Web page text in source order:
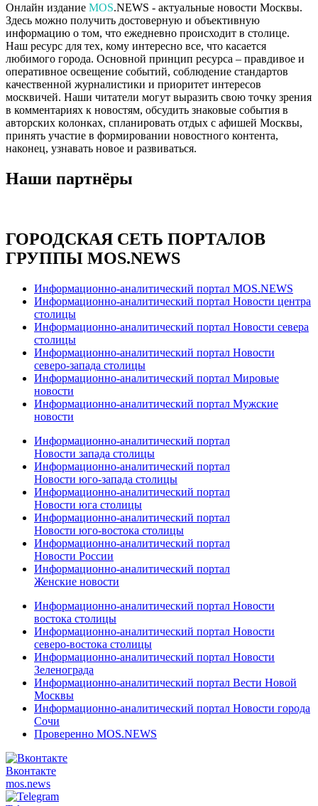
Онлайн издание MOS.NEWS - актуальные новости Москвы.
Здесь можно получить достоверную и объективную
информацию о том, что ежедневно происходит в столице.
Наш ресурс для тех, кому интересно все, что касается
любимого города. Основной принцип ресурса – правдивое и
оперативное освещение событий, соблюдение стандартов
качественной журналистики и приоритет интересов
москвичей. Наши читатели могут выразить свою точку зрения
в комментариях к новостям, обсудить знаковые события в
авторских колонках, спланировать отдых с афишей Москвы,
принять участие в формировании новостного контента,
наконец, узнавать новое и развиваться.
Наши партнёры
ГОРОДСКАЯ СЕТЬ ПОРТАЛОВ
ГРУППЫ MOS.NEWS
Информационно-аналитический портал MOS.NEWS
Информационно-аналитический портал Новости центра
столицы
Информационно-аналитический портал Новости севера
столицы
Информационно-аналитический портал Новости
северо-запада столицы
Информационно-аналитический портал Мировые
новости
Информационно-аналитический портал Мужские
новости
Информационно-аналитический портал
Новости запада столицы
Информационно-аналитический портал
Новости юго-запада столицы
Информационно-аналитический портал
Новости юга столицы
Информационно-аналитический портал
Новости юго-востока столицы
Информационно-аналитический портал
Новости России
Информационно-аналитический портал
Женские новости
Информационно-аналитический портал Новости
востока столицы
Информационно-аналитический портал Новости
северо-востока столицы
Информационно-аналитический портал Новости
Зеленограда
Информационно-аналитический портал Вести Новой
Москвы
Информационно-аналитический портал Новости города
Сочи
Проверенно MOS.NEWS
Вконтакте
mos.news